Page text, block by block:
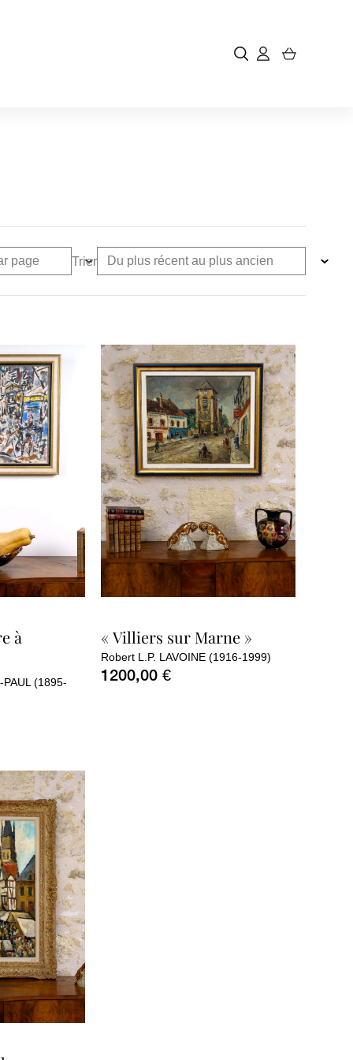
Trier
à
PAUL (1895-
« Villiers sur Marne »
Robert L.P. LAVOINE (1916-1999)
1200,00 €